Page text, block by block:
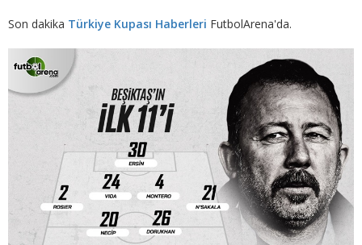
Son dakika Türkiye Kupası Haberleri FutbolArena'da.